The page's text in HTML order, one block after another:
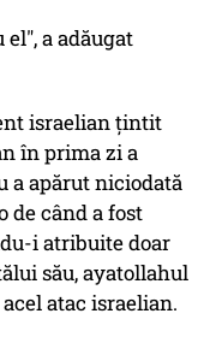
a adăugat
israelian ţintit
în prima zi a
a apărut niciodată
de când a fost
i atribuite doar
său, ayatollahul
atac israelian.